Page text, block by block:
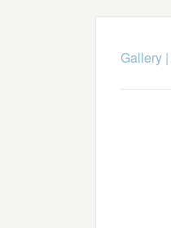
Gallery|